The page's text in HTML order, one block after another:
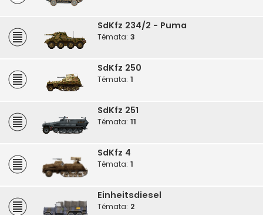
SdKfz 234/2 - Puma
Témata: 3
SdKfz 250
Témata: 1
SdKfz 251
Témata: 11
SdKfz 4
Témata: 1
Einheitsdiesel
Témata: 2